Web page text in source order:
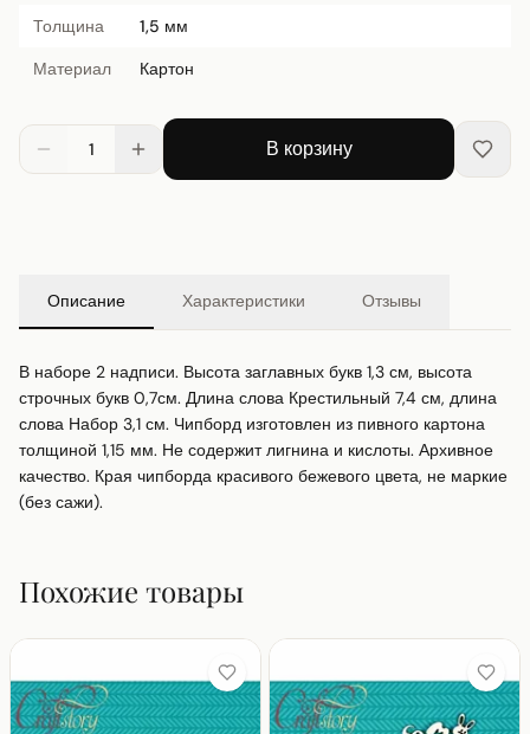
Толщина
1,5 мм
Материал
Картон
1 В корзину
Описание Характеристики Отзывы
В наборе 2 надписи. Высота заглавных букв 1,3 см, высота
строчных букв 0,7см. Длина слова Крестильный 7,4 см, длина
слова Набор 3,1 см. Чипборд изготовлен из пивного картона
толщиной 1,15 мм. Не содержит лигнина и кислоты. Архивное
качество. Края чипборда красивого бежевого цвета, не маркие
(без сажи).
Похожие товары